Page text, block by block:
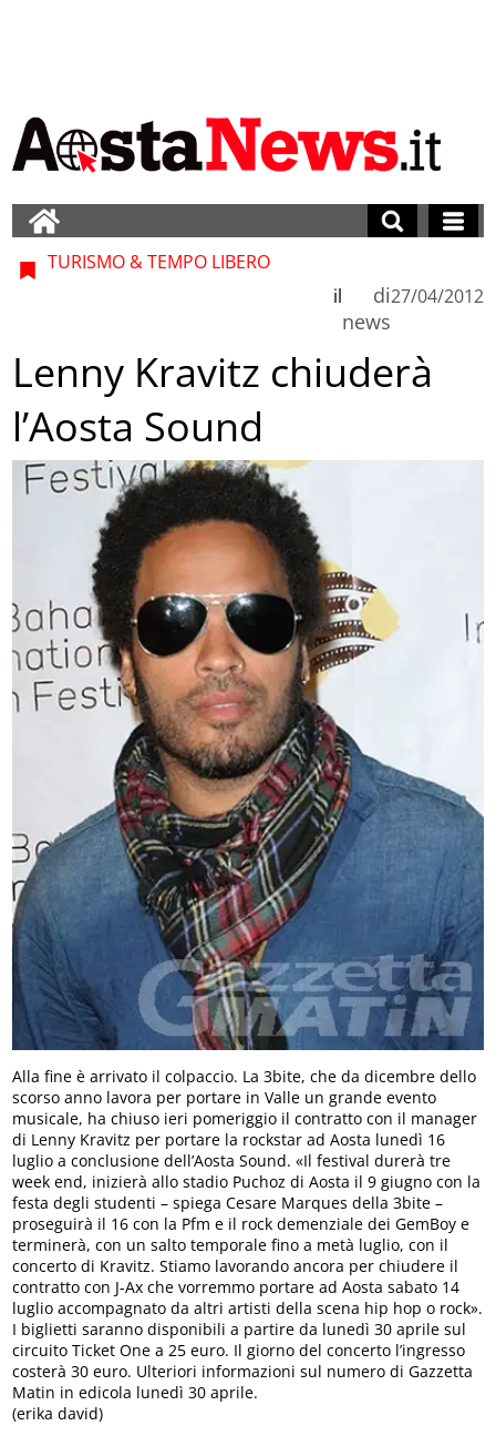
TURISMO & TEMPO LIBERO
di
news
il 27/04/2012
Lenny Kravitz chiuderà
l’Aosta Sound
Alla fine è arrivato il colpaccio. La 3bite, che da dicembre dello
scorso anno lavora per portare in Valle un grande evento
musicale, ha chiuso ieri pomeriggio il contratto con il manager
di Lenny Kravitz per portare la rockstar ad Aosta lunedì 16
luglio a conclusione dell’Aosta Sound. «Il festival durerà tre
week end, inizierà allo stadio Puchoz di Aosta il 9 giugno con la
festa degli studenti – spiega Cesare Marques della 3bite –
proseguirà il 16 con la Pfm e il rock demenziale dei GemBoy e
terminerà, con un salto temporale fino a metà luglio, con il
concerto di Kravitz. Stiamo lavorando ancora per chiudere il
contratto con J-Ax che vorremmo portare ad Aosta sabato 14
luglio accompagnato da altri artisti della scena hip hop o rock».
I biglietti saranno disponibili a partire da lunedì 30 aprile sul
circuito Ticket One a 25 euro. Il giorno del concerto l’ingresso
costerà 30 euro. Ulteriori informazioni sul numero di Gazzetta
Matin in edicola lunedì 30 aprile.
(erika david)